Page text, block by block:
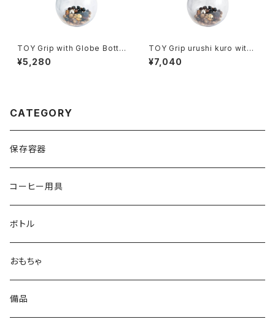
TOY Grip with Globe Bottl
e
¥5,280
TOY Grip urushi kuro with
Globe Bottle
¥7,040
CATEGORY
保存容器
コーヒー用具
ボトル
おもちゃ
備品